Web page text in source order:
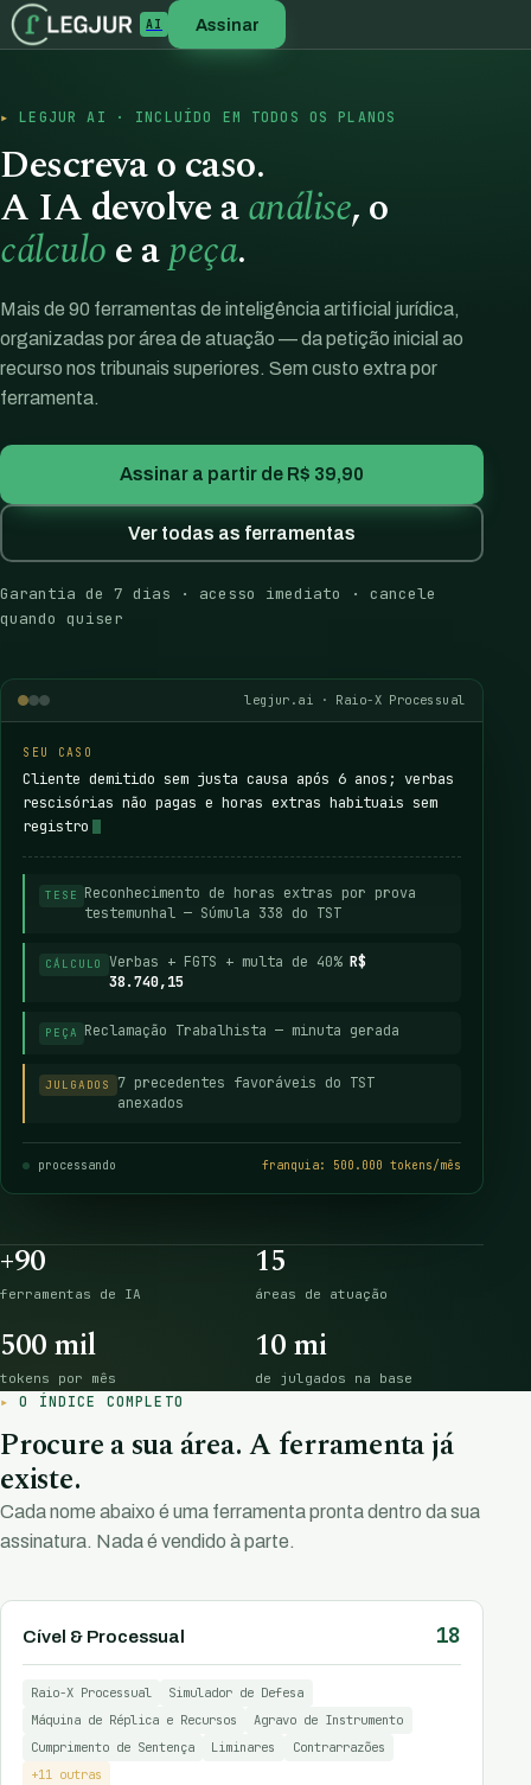
AI Assinar
LEGJUR AI · INCLUÍDO EM TODOS OS PLANOS
Descreva o caso.
A IA devolve aanálise, o
cálculoe apeça.
Mais de 90 ferramentas de inteligência artificial jurídica,
organizadas por área de atuação — da petição inicial ao
recurso nos tribunais superiores. Sem custo extra por
ferramenta.
Assinar a partir de R$ 39,90
Ver todas as ferramentas
Garantia de 7 dias · acesso imediato · cancele
quando quiser
legjur.ai · Raio-X Processual
SEU CASO
Cliente demitido sem justa causa após 6 anos; verbas
rescisórias não pagas e horas extras habituais sem
registro
TESE
Reconhecimento de horas extras por prova
testemunhal — Súmula 338 do TST
CÁLCULO Verbas + FGTS + multa de 40% R$
38.740,15
PEÇA Reclamação Trabalhista — minuta gerada
JULGADOS
7 precedentes favoráveis do TST
anexados
processando franquia: 500.000 tokens/mês
+90
ferramentas de IA
15
áreas de atuação
500 mil
tokens por mês
10 mi
de julgados na base
O ÍNDICE COMPLETO
Procure a sua área. A ferramenta já
existe.
Cada nome abaixo é uma ferramenta pronta dentro da sua
assinatura. Nada é vendido à parte.
Cível & Processual 18
Raio-X Processual
Simulador de Defesa
Máquina de Réplica e Recursos
Agravo de Instrumento
Cumprimento de Sentença
Liminares
Contrarrazões
+11 outras